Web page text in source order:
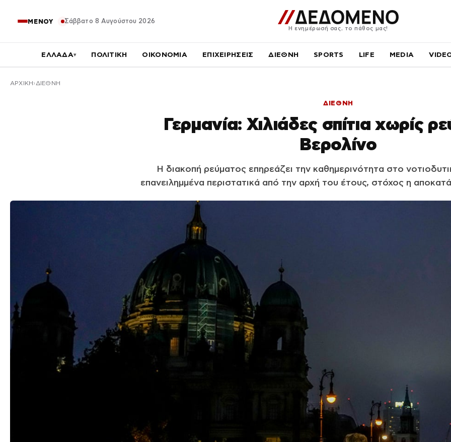
ΜΕΝΟΥ Σάββατο 8 Αυγούστου 2026
Η ενημέρωσή σας, το πάθος μας!
ΕΛΛΑΔΑ▾ ΠΟΛΙΤΙΚΗ ΟΙΚΟΝΟΜΙΑ ΕΠΙΧΕΙΡΗΣΕΙΣ ΔΙΕΘΝΗ SPORTS LIFE MEDIA
ΑΡΧΙΚΉ ΔΙΕΘΝΗ
ΔΙΕΘΝΗ
Γερμανία: Χιλιάδες σπίτια χωρίς
Βερολίνο
Η διακοπή ρεύματος επηρεάζει την καθημερινότητα στο
επανειλημμένα περιστατικά από την αρχή του έτους, στόχος η